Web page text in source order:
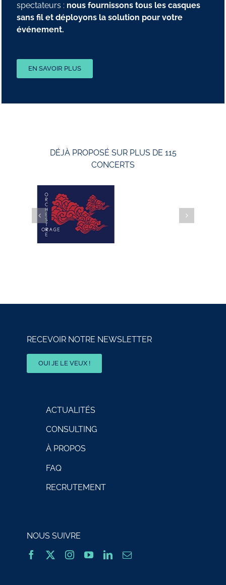
spectateurs : nous fournissons tous les casques
sans fil et déployons la solution pour votre
événement.
EN SAVOIR PLUS
DÉJÀ PROPOSÉ SUR PLUS DE 115
CONCERTS
RECEVOIR NOTRE NEWSLETTER
OUI JE LE VEUX !
ACTUALITÉS
CONSULTING
À PROPOS
FAQ
RECRUTEMENT
NOUS SUIVRE